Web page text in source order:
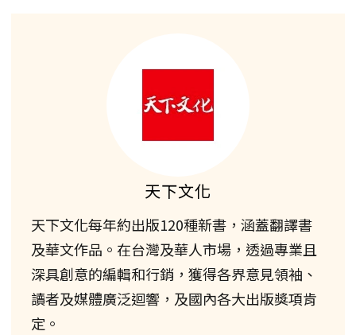
天下文化
天下文化每年約出版120種新書，涵蓋翻譯書
及華文作品。在台灣及華人市場，透過專業且
深具創意的編輯和行銷，獲得各界意見領袖、
讀者及媒體廣泛迴響，及國內各大出版獎項肯
定。